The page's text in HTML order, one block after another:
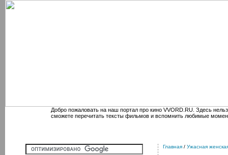
Добро пожаловать на наш портал про кино VVORD.RU. Здесь
сможете перечитать тексты фильмов и вспомнить любимые
Главная / Ужасная